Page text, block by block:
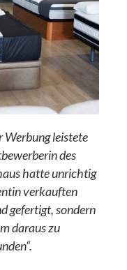
Werbung leistete
des
hatte unrichtig
verkauften
gefertigt, sondern
daraus zu